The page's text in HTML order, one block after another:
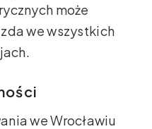
może
we wszystkich
we Wrocławiu